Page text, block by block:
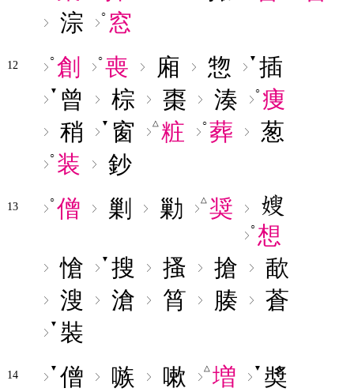
淙
○ 窓
12
○ 創 ○ 喪 廂 惣 ▼ 插
▼ 曾 棕 棗 湊 ○ 痩
稍
▼ 窗 △ 粧 ○ 葬 葱
○ 装 鈔
13
○ 僧 剿 勦 △ 奨
○ 想
愴
▼ 搜 搔 搶
歃
溲
滄 筲 腠 蒼
▼ 裝
14
▼ 僧 嗾 嗽 △ 増 ▼ 奬